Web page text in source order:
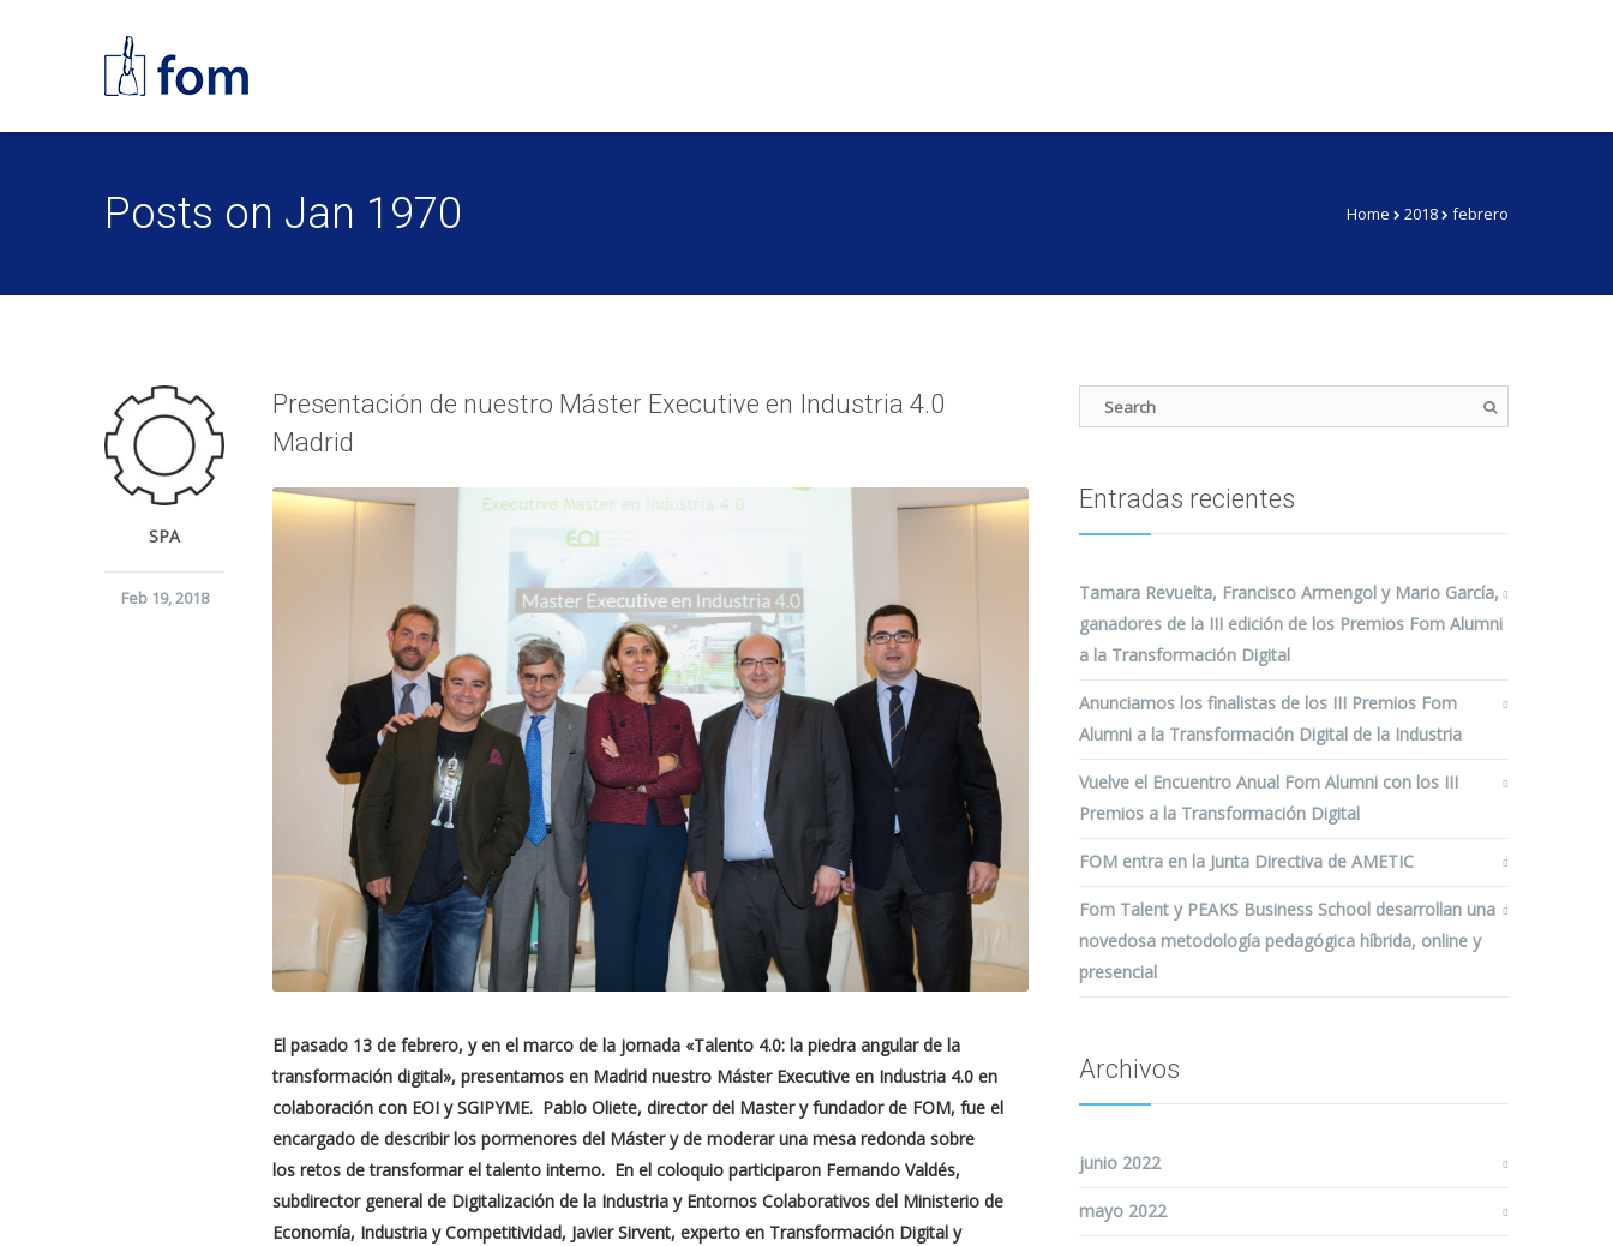
Posts on Jan 1970 Home 2018 febrero
SPA
Feb 19, 2018
Presentación de nuestro Máster Executive en Industria 4.0
Madrid
El pasado 13 de febrero, y en el marco de la jornada «Talento 4.0: la piedra angular de la
transformación digital», presentamos en Madrid nuestro Máster Executive en Industria 4.0 en
colaboración con EOI y SGIPYME. Pablo Oliete, director del Master y fundador de FOM, fue el
encargado de describir los pormenores del Máster y de moderar una mesa redonda sobre
los retos de transformar el talento interno. En el coloquio participaron Fernando Valdés,
subdirector general de Digitalización de la Industria y Entornos Colaborativos del Ministerio de
Economía, Industria y Competitividad, Javier Sirvent, experto en Transformación Digital y
Entradas recientes
Tamara Revuelta, Francisco Armengol y Mario García,
ganadores de la III edición de los Premios Fom Alumni
a la Transformación Digital
Anunciamos los finalistas de los III Premios Fom
Alumni a la Transformación Digital de la Industria
Vuelve el Encuentro Anual Fom Alumni con los III
Premios a la Transformación Digital
FOM entra en la Junta Directiva de AMETIC
Fom Talent y PEAKS Business School desarrollan una
novedosa metodología pedagógica híbrida, online y
presencial
Archivos
junio 2022
mayo 2022